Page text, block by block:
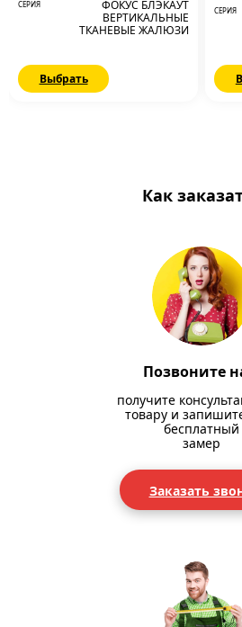
СЕРИЯ
ФОКУС БЛЭКАУТ
ВЕРТИКАЛЬНЫЕ
ТКАНЕВЫЕ ЖАЛЮЗИ
Выбрать
СЕРИЯ
Как
Позвоните
получите
товару и
бесплатный
замер
Заказать